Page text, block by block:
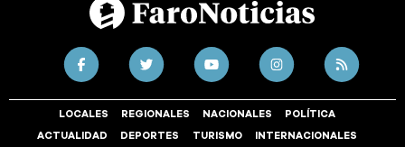
LOCALES REGIONALES NACIONALES POLÍTICA
ACTUALIDAD DEPORTES TURISMO INTERNACIONALES